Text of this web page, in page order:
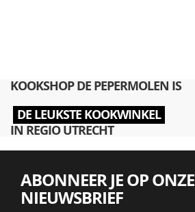
KOOKSHOP DE PEPERMOLEN IS
DE LEUKSTE KOOKWINKEL
IN REGIO UTRECHT
ABONNEER JE OP ONZE
NIEUWSBRIEF